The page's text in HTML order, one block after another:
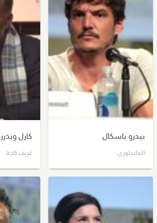
بيدرو باسكال
الماندلوري
كارل ويذرز
غريف كارغا